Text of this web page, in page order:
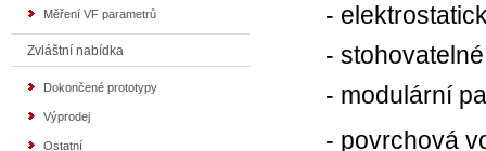
Měření VF parametrů
Zvláštní nabídka
Dokončené prototypy
Výprodej
Ostatní
-
- stohovatelné
- modulární
- povrchová